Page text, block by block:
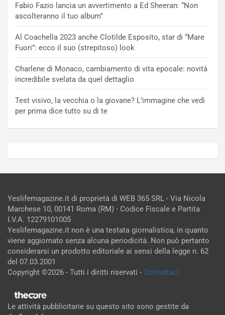
Fabio Fazio lancia un avvertimento a Ed Sheeran: “Non
ascolteranno il tuo album”
Al Coachella 2023 anche Clotilde Esposito, star di “Mare
Fuori”: ecco il suo (strepitoso) look
Charlene di Monaco, cambiamento di vita epocale: novità
incredibile svelata da quel dettaglio
Test visivo, la vecchia o la giovane? L’immagine che vedi
per prima dice tutto su di te
Yeslifemagazine.it di proprietà di WEB 365 SRL - Via Nicola
Marchese 10, 00141 Roma (RM) - Codice Fiscale e Partita
I.V.A. 12279101005
Yeslifemagazine.it non è una testata giornalistica, in quanto
viene aggiornato senza alcuna periodicità. Non può pertanto
considerarsi un prodotto editoriale ai sensi della legge n. 62
del 07.03.2001
Copyright ©2026 - Tutti i diritti riservati - Contattaci
Le attività pubblicitarie su questo sito sono gestite da